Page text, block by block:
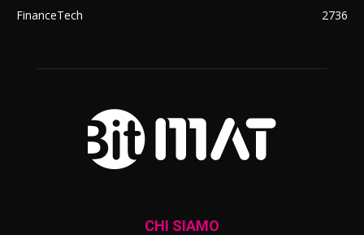
FinanceTech
2736
CHI SIAMO